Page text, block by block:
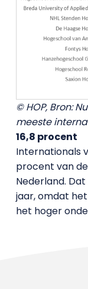
© HOP, Bron:
meeste
16,8 procent
Internationals
procent van
Nederland.
jaar, omdat
het hoger